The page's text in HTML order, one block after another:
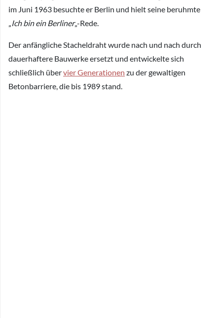
im Juni 1963 besuchte er Berlin und hielt seine beruhmte
„Ich bin ein Berliner„-Rede.
Der anfängliche Stacheldraht wurde nach und nach durch
dauerhaftere Bauwerke ersetzt und entwickelte sich
schließlich übervier Generationen zu der gewaltigen
Betonbarriere, die bis 1989 stand.